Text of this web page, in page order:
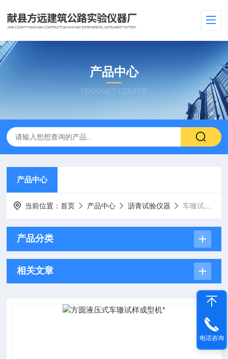
产品中心
PRODUCT CENTER
产品中心
当前位置：首页 产品中心 沥青试验仪器 车辙试样成型机
产品分类
相关文章
电话咨询